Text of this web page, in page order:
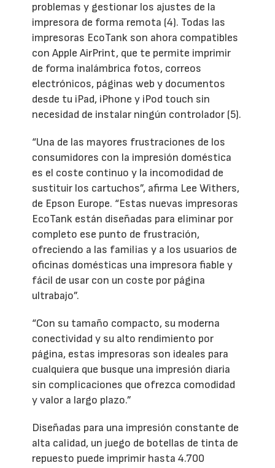
problemas y gestionar los ajustes de la
impresora de forma remota (4). Todas las
impresoras EcoTank son ahora compatibles
con Apple AirPrint, que te permite imprimir
de forma inalámbrica fotos, correos
electrónicos, páginas web y documentos
desde tu iPad, iPhone y iPod touch sin
necesidad de instalar ningún controlador (5).
“Una de las mayores frustraciones de los
consumidores con la impresión doméstica
es el coste continuo y la incomodidad de
sustituir los cartuchos”, afirma Lee Withers,
de Epson Europe. “Estas nuevas impresoras
EcoTank están diseñadas para eliminar por
completo ese punto de frustración,
ofreciendo a las familias y a los usuarios de
oficinas domésticas una impresora fiable y
fácil de usar con un coste por página
ultrabajo”.
“Con su tamaño compacto, su moderna
conectividad y su alto rendimiento por
página, estas impresoras son ideales para
cualquiera que busque una impresión diaria
sin complicaciones que ofrezca comodidad
y valor a largo plazo.”
Diseñadas para una impresión constante de
alta calidad, un juego de botellas de tinta de
repuesto puede imprimir hasta 4.700